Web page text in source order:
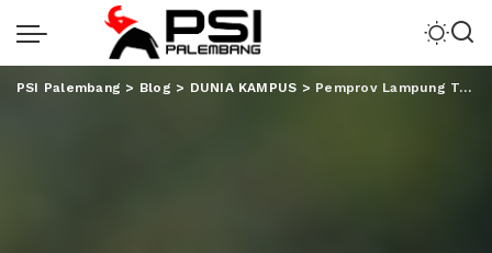
PSI Palembang > Blog > DUNIA KAMPUS > Pemprov Lampung Turut Lepas 4687 Mahasiswa KKN UIN RIL 2023